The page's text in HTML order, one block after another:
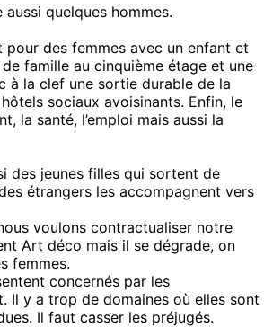
quelques hommes.
des femmes avec un enfant et
famille au cinquième étage et une
à la clef une sortie durable de la
sociaux avoisinants. Enfin, le
la santé, l’emploi mais aussi la
des jeunes filles qui sortent de
étrangers les accompagnent vers
voulons contractualiser notre
Art déco mais il se dégrade, on
femmes.
concernés par les
Il y a trop de domaines où elles sont
Il faut casser les préjugés.